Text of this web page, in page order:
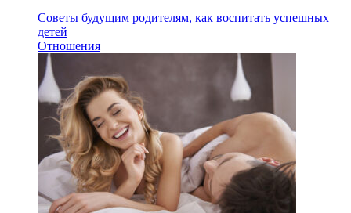
Советы будущим родителям, как воспитать успешных
детей
Отношения